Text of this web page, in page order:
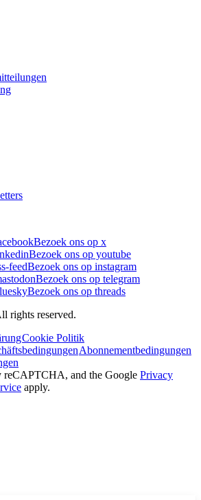
Bezoek ons op x
Bezoek ons op youtube
feedBezoek ons op instagram
Bezoek ons op telegram
Bezoek ons op threads
rights reserved.
Cookie Politik
Abonnementbedingungen
reCAPTCHA, and the Google Privacy
apply.